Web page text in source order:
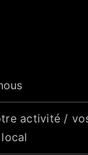
activité /